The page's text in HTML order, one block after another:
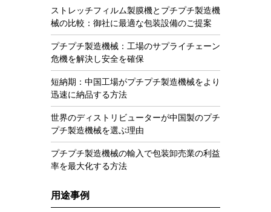
ストレッチフィルム製膜機とプチプチ製造機
械の比較：御社に最適な包装設備のご提案
プチプチ製造機械：工場のサプライチェーン
危機を解決し安全を確保
短納期：中国工場がプチプチ製造機械をより
迅速に納品する方法
世界のディストリビューターが中国製のプチ
プチ製造機械を選ぶ理由
プチプチ製造機械の輸入で包装卸売業の利益
率を最大化する方法
用途事例